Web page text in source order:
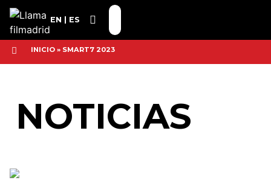
EN ES
INICIO » SMART7 2023
NOTICIAS